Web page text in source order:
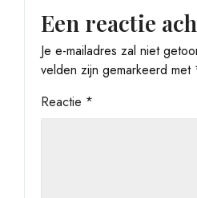
Een reactie
Je e-mailadres zal niet
velden zijn gemarkeerd met
Reactie *